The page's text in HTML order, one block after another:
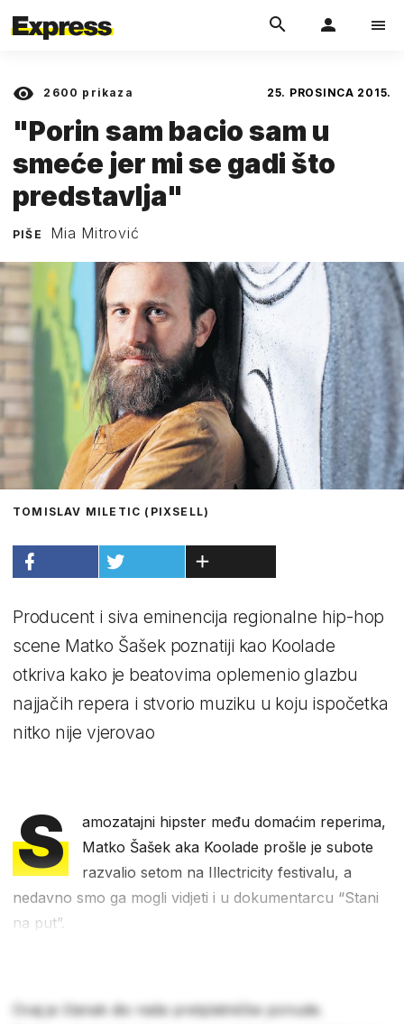
2600 prikaza 25. PROSINCA 2015.
"Porin sam bacio sam u
smeće jer mi se gadi što
predstavlja"
PIŠE Mia Mitrović
TOMISLAV MILETIC (PIXSELL)
Producent i siva eminencija regionalne hip-hop
scene Matko Šašek poznatiji kao Koolade
otkriva kako je beatovima oplemenio glazbu
najjačih repera i stvorio muziku u koju ispočetka
nitko nije vjerovao
S
amozatajni hipster među domaćim reperima,
Matko Šašek aka Koolade prošle je subote
razvalio setom na Illectricity festivalu, a
nedavno smo ga mogli vidjeti i u dokumentarcu “Stani
na put”.
Ovaj je članak dio naše pretplatničke ponude.